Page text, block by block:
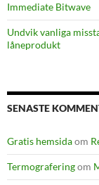
Immediate Bitwave
Undvik vanliga
låneprodukt
SENASTE
Gratis hemsidaom
Termograferingom